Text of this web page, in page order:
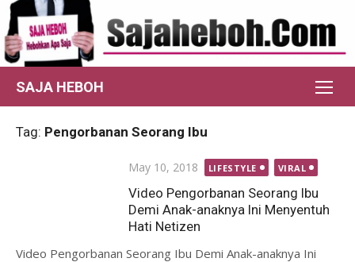
Skip
to
content
SAJA HEBOH
Tag: Pengorbanan Seorang Ibu
Posted
on
May 10, 2018 LIFESTYLE VIRAL
Video Pengorbanan Seorang Ibu
Demi Anak-anaknya Ini Menyentuh
Hati Netizen
Video Pengorbanan Seorang Ibu Demi Anak-anaknya Ini